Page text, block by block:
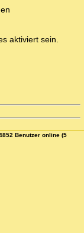
aktiviert sein.
Benutzer online (5